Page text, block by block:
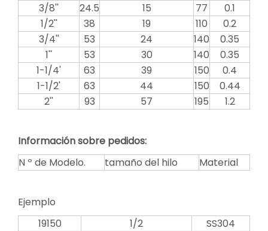
3/8'' 24.5 15 77
0.1
1/2''
38 19 110
0.2
3/4''
53 24 140
0.35
1''
53 30 140
0.35
1-1/4'
63 39 150
0.4
1-1/2'
63 44 150
0.44
2''
93 57 195 1.2
Información sobre pedidos:
N º de Modelo.
tamaño del hilo Material
Ejemplo
19150
1/2
SS304